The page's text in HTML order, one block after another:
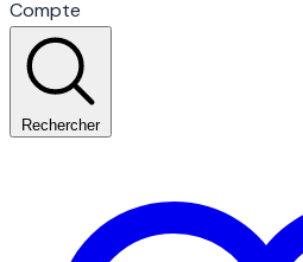
Compte
Rechercher